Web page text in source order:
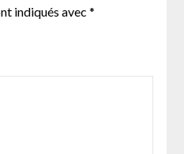
indiqués avec *